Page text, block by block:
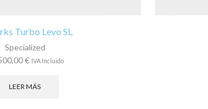
Turbo Levo SL
Specialized
€ IVA Incluido
LEER MÁS